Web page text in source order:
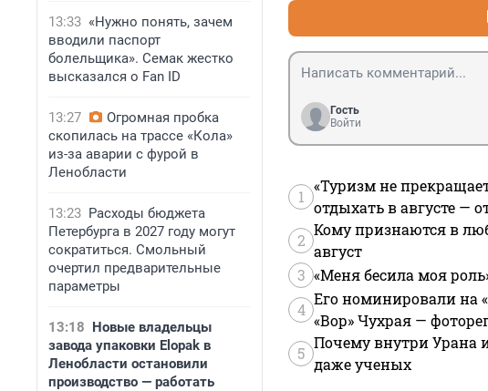
13:33 «Нужно понять, зачем
вводили паспорт
болельщика». Семак жестко
высказался о Fan ID
13:27
Огромная пробка
скопилась на трассе «Кола»
из-за аварии с фурой в
Ленобласти
13:23 Расходы бюджета
Петербурга в 2027 году могут
сократиться. Смольный
очертил предварительные
параметры
13:18 Новые владельцы
завода упаковки Elopak в
Ленобласти остановили
производство — работать
Гость
Войти
1
«Туризм не
отдыхать в августе —
2
Кому признаются в
август
3 «Меня бесила моя
4
Его номинировали на
«Вор» Чухрая —
5
Почему внутри Урана
даже ученых